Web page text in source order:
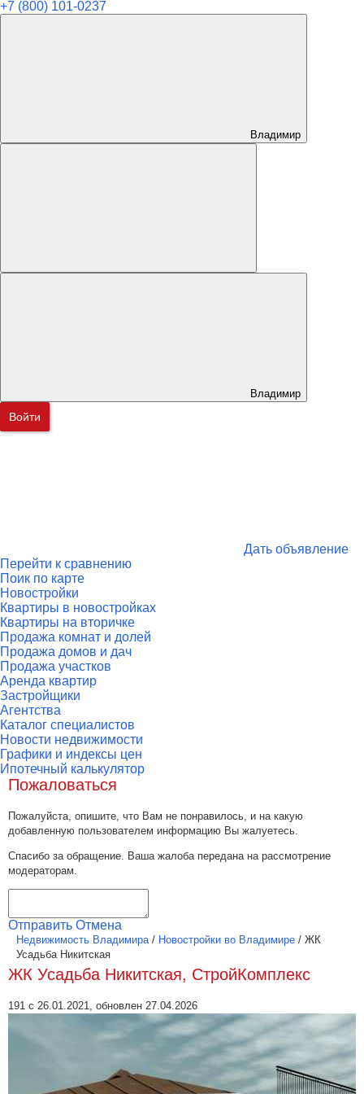
+7 (800) 101-0237
Владимир
Владимир
Войти
Дать объявление
Перейти к сравнению
Поик по карте
Новостройки
Квартиры в новостройках
Квартиры на вторичке
Продажа комнат и долей
Продажа домов и дач
Продажа участков
Аренда квартир
Застройщики
Агентства
Каталог специалистов
Новости недвижимости
Графики и индексы цен
Ипотечный калькулятор
Пожаловаться
Пожалуйста, опишите, что Вам не понравилось, и на какую
добавленную пользователем информацию Вы жалуетесь.
Спасибо за обращение. Ваша жалоба передана на рассмотрение
модераторам.
Отправить Отмена
Недвижимость Владимира/ Новостройки во Владимире / ЖК
Усадьба Никитская
ЖК Усадьба Никитская, СтройКомплекс
191 с 26.01.2021, обновлен 27.04.2026